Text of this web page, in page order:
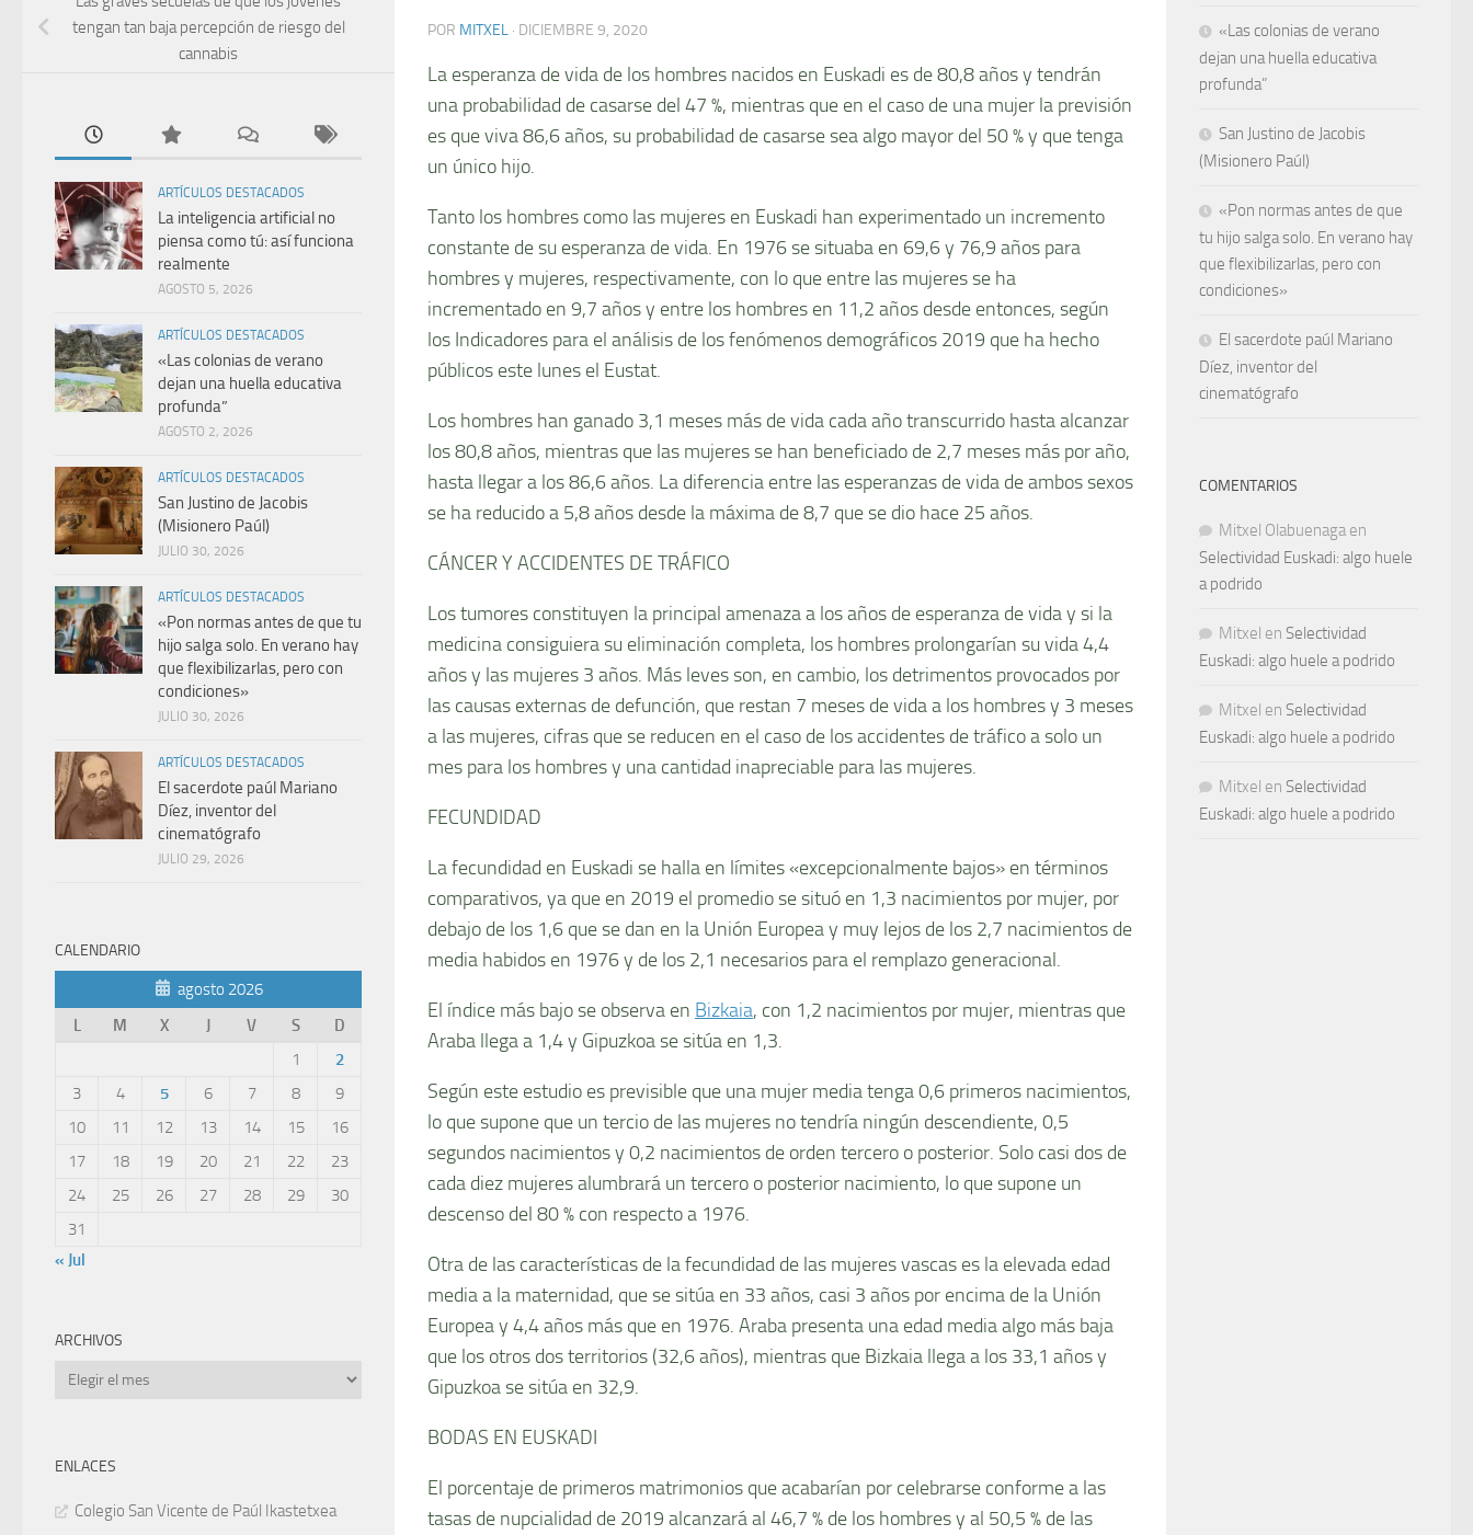
POR MITXEL · DICIEMBRE 9, 2020
La esperanza de vida de los hombres nacidos en Euskadi es de 80,8 años y tendrán
una probabilidad de casarse del 47 %, mientras que en el caso de una mujer la previsión
es que viva 86,6 años, su probabilidad de casarse sea algo mayor del 50 % y que tenga
un único hijo.
Tanto los hombres como las mujeres en Euskadi han experimentado un incremento
constante de su esperanza de vida. En 1976 se situaba en 69,6 y 76,9 años para
hombres y mujeres, respectivamente, con lo que entre las mujeres se ha
incrementado en 9,7 años y entre los hombres en 11,2 años desde entonces, según
los Indicadores para el análisis de los fenómenos demográficos 2019 que ha hecho
públicos este lunes el Eustat.
Los hombres han ganado 3,1 meses más de vida cada año transcurrido hasta alcanzar
los 80,8 años, mientras que las mujeres se han beneficiado de 2,7 meses más por año,
hasta llegar a los 86,6 años. La diferencia entre las esperanzas de vida de ambos sexos
se ha reducido a 5,8 años desde la máxima de 8,7 que se dio hace 25 años.
CÁNCER Y ACCIDENTES DE TRÁFICO
Los tumores constituyen la principal amenaza a los años de esperanza de vida y si la
medicina consiguiera su eliminación completa, los hombres prolongarían su vida 4,4
años y las mujeres 3 años. Más leves son, en cambio, los detrimentos provocados por
las causas externas de defunción, que restan 7 meses de vida a los hombres y 3 meses
a las mujeres, cifras que se reducen en el caso de los accidentes de tráfico a solo un
mes para los hombres y una cantidad inapreciable para las mujeres.
FECUNDIDAD
La fecundidad en Euskadi se halla en límites «excepcionalmente bajos» en términos
comparativos, ya que en 2019 el promedio se situó en 1,3 nacimientos por mujer, por
debajo de los 1,6 que se dan en la Unión Europea y muy lejos de los 2,7 nacimientos de
media habidos en 1976 y de los 2,1 necesarios para el remplazo generacional.
El índice más bajo se observa en Bizkaia, con 1,2 nacimientos por mujer, mientras que
Araba llega a 1,4 y Gipuzkoa se sitúa en 1,3.
Según este estudio es previsible que una mujer media tenga 0,6 primeros nacimientos,
lo que supone que un tercio de las mujeres no tendría ningún descendiente, 0,5
segundos nacimientos y 0,2 nacimientos de orden tercero o posterior. Solo casi dos de
cada diez mujeres alumbrará un tercero o posterior nacimiento, lo que supone un
descenso del 80 % con respecto a 1976.
Otra de las características de la fecundidad de las mujeres vascas es la elevada edad
media a la maternidad, que se sitúa en 33 años, casi 3 años por encima de la Unión
Europea y 4,4 años más que en 1976. Araba presenta una edad media algo más baja
que los otros dos territorios (32,6 años), mientras que Bizkaia llega a los 33,1 años y
Gipuzkoa se sitúa en 32,9.
BODAS EN EUSKADI
El porcentaje de primeros matrimonios que acabarían por celebrarse conforme a las
tasas de nupcialidad de 2019 alcanzará al 46,7 % de los hombres y al 50,5 % de las
tengan tan baja percepción de riesgo del
cannabis
ARTÍCULOS DESTACADOS
La inteligencia artificial no
piensa como tú: así funciona
realmente
AGOSTO 5, 2026
ARTÍCULOS DESTACADOS
«Las colonias de verano
dejan una huella educativa
profunda”
AGOSTO 2, 2026
ARTÍCULOS DESTACADOS
San Justino de Jacobis
(Misionero Paúl)
JULIO 30, 2026
ARTÍCULOS DESTACADOS
«Pon normas antes de que tu
hijo salga solo. En verano hay
que flexibilizarlas, pero con
condiciones»
JULIO 30, 2026
ARTÍCULOS DESTACADOS
El sacerdote paúl Mariano
Díez, inventor del
cinematógrafo
JULIO 29, 2026
CALENDARIO
agosto 2026
L
M X J V S
D
1
2
3
4 5 6 7 8
9
10
11 12 13 14 15
16
17
18 19 20 21 22
23
24
25 26 27 28 29
30
31
« Jul
ARCHIVOS
Archivos
ENLACES
Colegio San Vicente de Paúl Ikastetxea
«Las colonias de verano
dejan una huella educativa
profunda”
San Justino de Jacobis
(Misionero Paúl)
«Pon normas antes de que
tu hijo salga solo. En verano hay
que flexibilizarlas, pero con
condiciones»
El sacerdote paúl Mariano
Díez, inventor del
cinematógrafo
COMENTARIOS
Mitxel Olabuenaga en
Selectividad Euskadi: algo huele
a podrido
Mitxel en Selectividad
Euskadi: algo huele a podrido
Mitxel en Selectividad
Euskadi: algo huele a podrido
Mitxel en Selectividad
Euskadi: algo huele a podrido